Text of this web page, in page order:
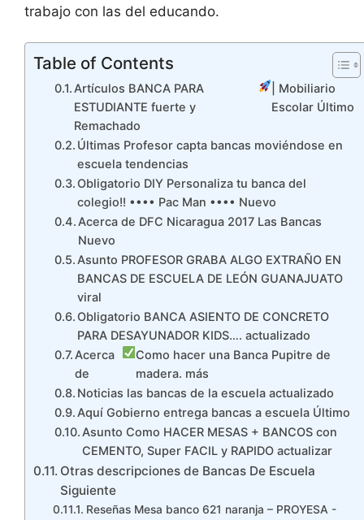
trabajo con las del educando.
Table of Contents
Artículos BANCA PARA
ESTUDIANTE fuerte y
Remachado
| Mobiliario
Escolar Último
Últimas Profesor capta bancas moviéndose en
escuela tendencias
Obligatorio DIY Personaliza tu banca del
colegio!! •••• Pac Man •••• Nuevo
Acerca de DFC Nicaragua 2017 Las Bancas
Nuevo
Asunto PROFESOR GRABA ALGO EXTRAÑO EN
BANCAS DE ESCUELA DE LEÓN GUANAJUATO
viral
Obligatorio BANCA ASIENTO DE CONCRETO
PARA DESAYUNADOR KIDS…. actualizado
Acerca
de
Como hacer una Banca Pupitre de
madera. más
Noticias las bancas de la escuela actualizado
Aquí Gobierno entrega bancas a escuela Último
Asunto Como HACER MESAS + BANCOS con
CEMENTO, Super FACIL y RAPIDO actualizar
Otras descripciones de Bancas De Escuela
Siguiente
Reseñas Mesa banco 621 naranja – PROYESA -